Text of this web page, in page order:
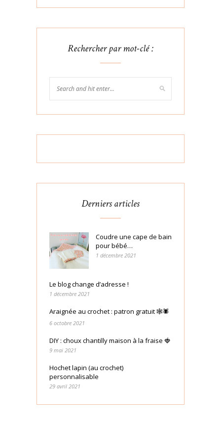
Rechercher par mot-clé :
Derniers articles
Coudre une cape de bain
pour bébé…
1 décembre 2021
Le blog change d’adresse !
1 décembre 2021
Araignée au crochet : patron gratuit 🕸🕷
6 octobre 2021
DIY : choux chantilly maison à la fraise 🍓
9 mai 2021
Hochet lapin (au crochet)
personnalisable
29 avril 2021